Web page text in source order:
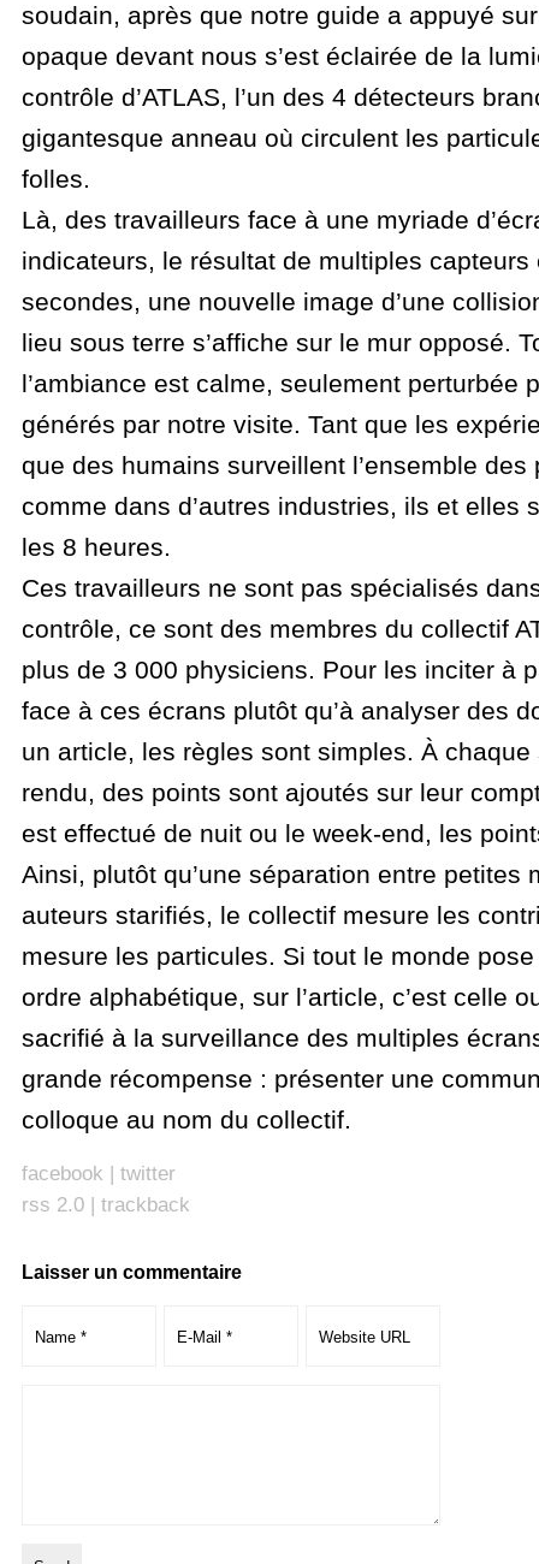
soudain, après que notre guide a appuyé
opaque devant nous s’est éclairée de la
contrôle d’ATLAS, l’un des 4 détecteurs
gigantesque anneau où circulent les
folles.
Là, des travailleurs face à une myriade
indicateurs, le résultat de multiples capteurs
secondes, une nouvelle image d’une
lieu sous terre s’affiche sur le mur opposé.
l’ambiance est calme, seulement perturbée
générés par notre visite. Tant que les
que des humains surveillent l’ensemble des
comme dans d’autres industries, ils et elles
les 8 heures.
Ces travailleurs ne sont pas spécialisés
contrôle, ce sont des membres du collectif
plus de 3 000 physiciens. Pour les inciter à
face à ces écrans plutôt qu’à analyser des
un article, les règles sont simples. À
rendu, des points sont ajoutés sur leur
est effectué de nuit ou le week-end, les
Ainsi, plutôt qu’une séparation entre petites
auteurs starifiés, le collectif mesure les
mesure les particules. Si tout le monde
ordre alphabétique, sur l’article, c’est celle
sacrifié à la surveillance des multiples
grande récompense : présenter une
colloque au nom du collectif.
facebook | twitter
rss 2.0| trackback
Laisser un commentaire